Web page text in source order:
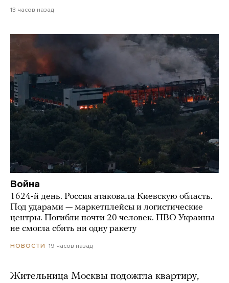
13 часов назад
Война
1624-й день. Россия атаковала Киевскую область.
Под ударами — маркетплейсы и логистические
центры. Погибли почти 20 человек. ПВО Украины
не смогла сбить ни одну ракету
НОВОСТИ 19 часов назад
Жительница Москвы подожгла квартиру,